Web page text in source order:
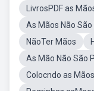
LivrosPDF as
As Mãos Não
NãoTer Mãos
As Mão Não São
Colocndo as